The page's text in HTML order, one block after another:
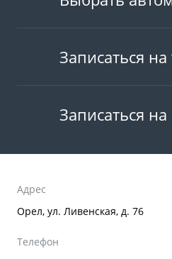
Записаться на
Записаться на
Адрес
Орел, ул. Ливенская, д. 76
Телефон